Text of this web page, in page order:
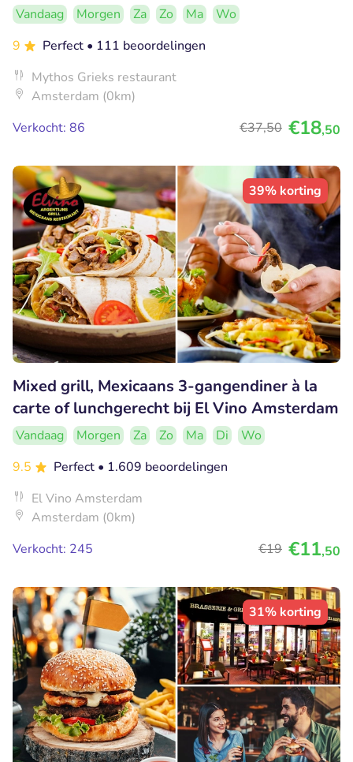
Vandaag Morgen Za Zo Ma
Wo
9
Perfect • 111 beoordelingen
Mythos Grieks restaurant
Amsterdam (0km)
Verkocht: 86
€37,50 €18,50
39% korting
Mixed grill, Mexicaans 3-gangendiner à la
carte of lunchgerecht bij El Vino Amsterdam
Vandaag Morgen Za Zo Ma Di
Wo
9.5
Perfect • 1.609 beoordelingen
El Vino Amsterdam
Amsterdam (0km)
Verkocht: 245
€19 €11,50
31% korting